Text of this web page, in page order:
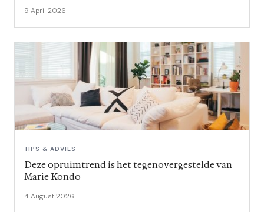
9 April 2026
TIPS & ADVIES
Deze opruimtrend is het tegenovergestelde van
Marie Kondo
4 August 2026